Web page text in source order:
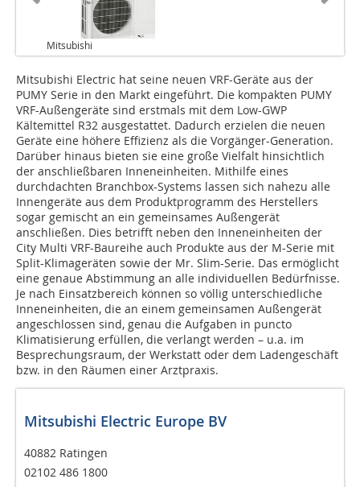
Mitsubishi
Mitsubishi Electric hat seine neuen VRF-Geräte aus der
PUMY Serie in den Markt eingeführt. Die kompakten PUMY
VRF-Außengeräte sind erstmals mit dem Low-GWP
Kältemittel R32 ausgestattet. Dadurch erzielen die neuen
Geräte eine höhere Effizienz als die Vorgänger-Generation.
Darüber hinaus bieten sie eine große Vielfalt hinsichtlich
der anschließbaren Inneneinheiten. Mithilfe eines
durchdachten Branchbox-Systems lassen sich nahezu alle
Innengeräte aus dem Produktprogramm des Herstellers
sogar gemischt an ein gemeinsames Außengerät
anschließen. Dies betrifft neben den Inneneinheiten der
City Multi VRF-Baureihe auch Produkte aus der M-Serie mit
Split-Klimageräten sowie der Mr. Slim-Serie. Das ermöglicht
eine genaue Abstimmung an alle individuellen Bedürfnisse.
Je nach Einsatzbereich können so völlig unterschiedliche
Inneneinheiten, die an einem gemeinsamen Außengerät
angeschlossen sind, genau die Aufgaben in puncto
Klimatisierung erfüllen, die verlangt werden – u.a. im
Besprechungsraum, der Werkstatt oder dem Ladengeschäft
bzw. in den Räumen einer Arztpraxis.
Mitsubishi Electric Europe BV
40882 Ratingen
02102 486 1800